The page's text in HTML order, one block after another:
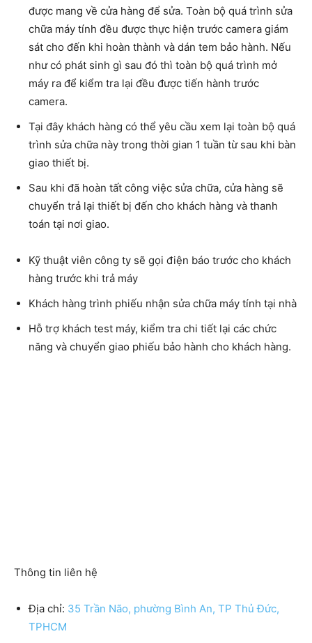
được mang về cửa hàng để sửa. Toàn bộ quá trình sửa
chữa máy tính đều được thực hiện trước camera giám
sát cho đến khi hoàn thành và dán tem bảo hành. Nếu
như có phát sinh gì sau đó thì toàn bộ quá trình mở
máy ra để kiểm tra lại đều được tiến hành trước
camera.
Tại đây khách hàng có thể yêu cầu xem lại toàn bộ quá
trình sửa chữa này trong thời gian 1 tuần từ sau khi bàn
giao thiết bị.
Sau khi đã hoàn tất công việc sửa chữa, cửa hàng sẽ
chuyển trả lại thiết bị đến cho khách hàng và thanh
toán tại nơi giao.
Kỹ thuật viên công ty sẽ gọi điện báo trước cho khách
hàng trước khi trả máy
Khách hàng trình phiếu nhận sửa chữa máy tính tại nhà
Hỗ trợ khách test máy, kiểm tra chi tiết lại các chức
năng và chuyển giao phiếu bảo hành cho khách hàng.
Thông tin liên hệ
Địa chỉ: 35 Trần Não, phường Bình An, TP Thủ Đức,
TPHCM